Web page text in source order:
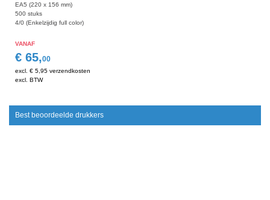
EA5 (220 x 156 mm)
500 stuks
4/0 (Enkelzijdig full color)
VANAF
€ 65,00
excl. € 5,95 verzendkosten
excl. BTW
Best beoordeelde drukkers